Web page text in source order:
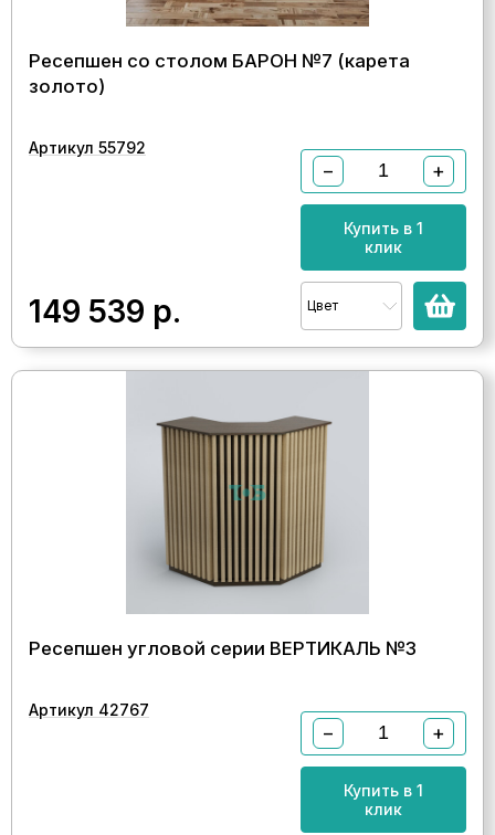
Ресепшен со столом БАРОН №7 (карета
золото)
Артикул 55792
149 539 р.
− +
Купить в 1
клик
Цвет
Ресепшен угловой серии ВЕРТИКАЛЬ №3
Артикул 42767
− +
Купить в 1
клик